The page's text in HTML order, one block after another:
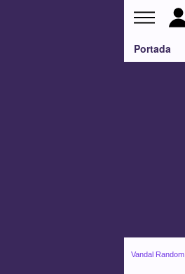
Portada
Vandal Random